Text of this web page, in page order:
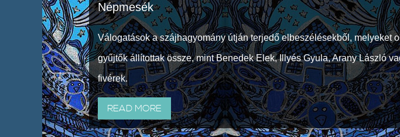
Népmesék
Válogatások a szájhagyomány útján terjedő elbeszélésekből, melyeket
gyűjtők állítottak össze, mint Benedek Elek, Illyés Gyula, Arany László
fivérek.
READ MORE